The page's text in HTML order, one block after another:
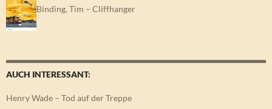
Binding, Tim – Cliffhanger
AUCH INTERESSANT:
Henry Wade – Tod auf der Treppe